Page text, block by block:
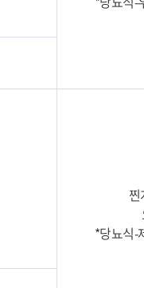
*당뇨식-